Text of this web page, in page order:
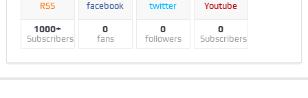
RSS
1000+
Subscribers
facebook
0
fans
twitter
0
followers
Youtube
0
Subscribers